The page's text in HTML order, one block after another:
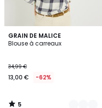
GRAIN DE MALICE
Blouse à carreaux
34,99 €
13,00 € -62%
5
/
2
Couleurs
5